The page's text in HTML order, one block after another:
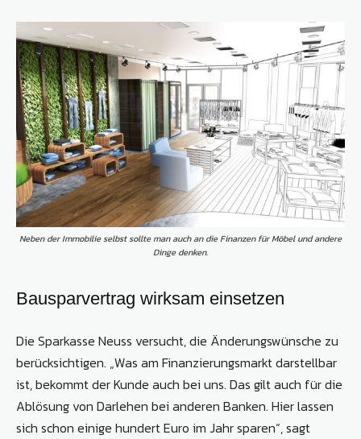
Neben der Immobilie selbst sollte man auch an die Finanzen für Möbel und andere
Dinge denken.
Bausparvertrag wirksam einsetzen
Die Sparkasse Neuss versucht, die Änderungswünsche zu
berücksichtigen. „Was am Finanzierungsmarkt darstellbar
ist, bekommt der Kunde auch bei uns. Das gilt auch für die
Ablösung von Darlehen bei anderen Banken. Hier lassen
sich schon einige hundert Euro im Jahr sparen“, sagt